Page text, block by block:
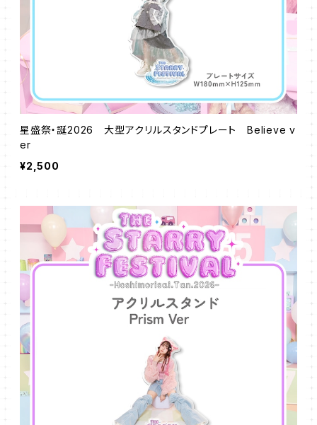
星盛祭・誕2026 大型アクリルスタンドプレート Believe v
er
¥2,500